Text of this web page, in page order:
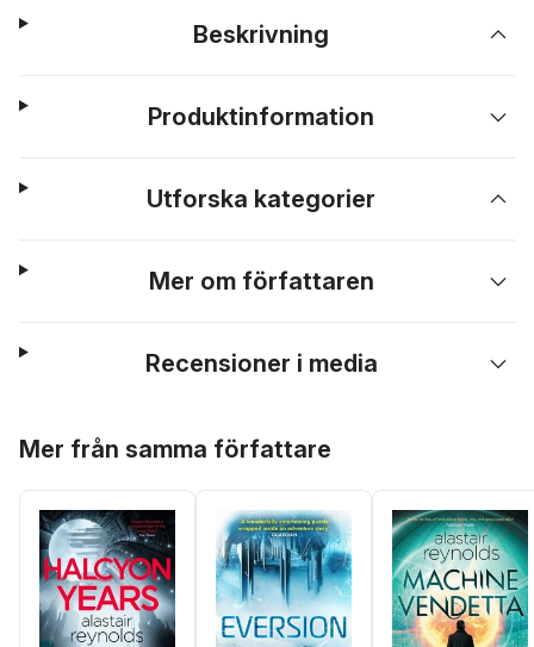
Beskrivning
Produktinformation
Utforska kategorier
Mer om författaren
Recensioner i media
Mer från samma författare